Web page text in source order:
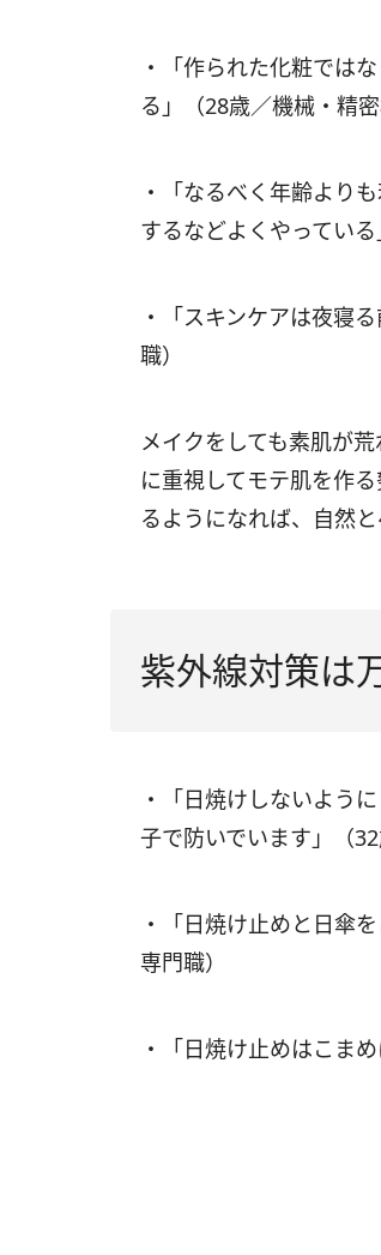
・「作られた化粧では
る」（28歳／機械・精密
・「なるべく年齢より
するなどよくやってい
・「スキンケアは夜寝
職）
メイクをしても素肌が
に重視してモテ肌を作
るようになれば、自然
紫外線対策は
・「日焼けしないよう
子で防いでいます」（
・「日焼け止めと日傘
専門職）
・「日焼け止めはこま